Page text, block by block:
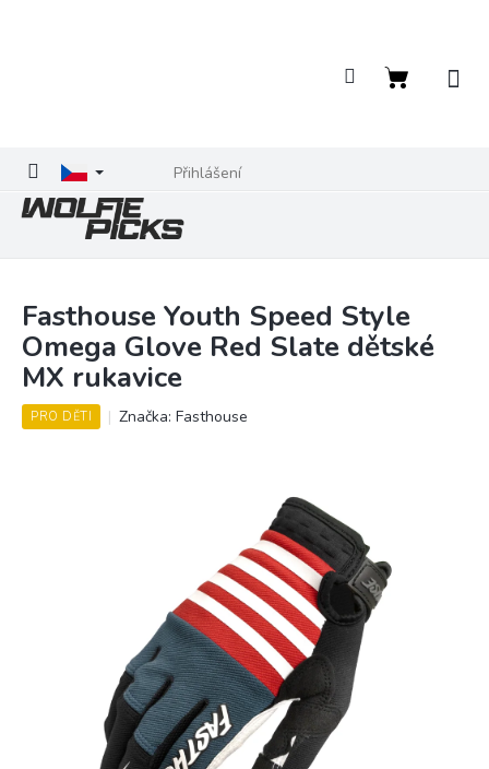
Přihlášení
Nákupní
Fasthouse Youth Speed Style
Omega Glove Red Slate dětské
MX rukavice
PRO DĚTI Značka: Fasthouse